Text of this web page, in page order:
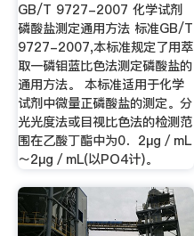
GB/T 9727-2007 化学试剂
磷酸盐测定通用方法 标准GB/T
9727-2007,本标准规定了用萃
取一磷钼蓝比色法测定磷酸盐的
通用方法。 本标准适用于化学
试剂中微量正磷酸盐的测定。分
光光度法或目视比色法的检测范
围在乙酸丁酯中为0．2μg／mL
～2μg／mL(以PO4计)。